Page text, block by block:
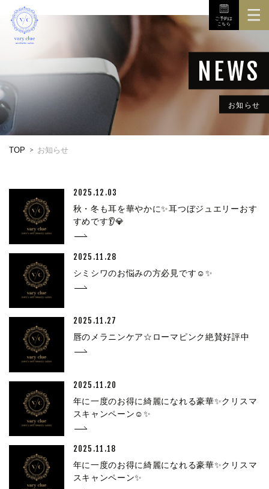
3Dボディスキャナ
店舗
ご予約は
こちら
お知らせ
TOP お知らせ
2025.12.03
秋・冬も耳を華やかに✨耳つぼジュエリーおす
すめです👂💎
2025.11.28
シミシワのお悩みの方必見です☺✨
2025.11.27
唇のメラニンケア☆ローマピンク絶賛好評中
2025.11.20
年に一度のお得に綺麗になれる豪華✨クリスマ
スキャンペーン☺✨
2025.11.18
年に一度のお得に綺麗になれる豪華✨クリスマ
スキャンペーン✨